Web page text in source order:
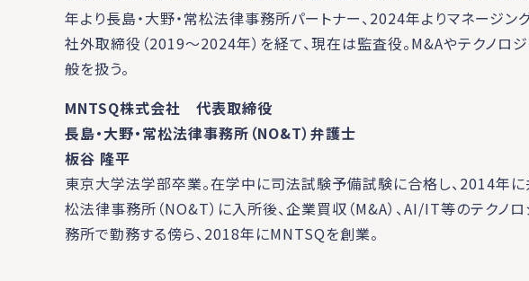
年より長島・大野・常松法律事務所パートナー、2024年よりマネージン
社外取締役（2019～2024年）を経て、現在は監査役。M&Aやテクノロ
般を扱う。
MNTSQ株式会社 代表取締役
長島・大野・常松法律事務所（NO&T）弁護士
板谷 隆平
東京大学法学部卒業。在学中に司法試験予備試験に合格し、2014年に
松法律事務所（NO&T）に入所後、企業買収（M&A）、AI/IT等のテクノ
務所で勤務する傍ら、2018年にMNTSQを創業。